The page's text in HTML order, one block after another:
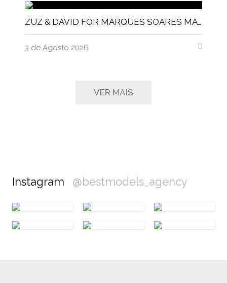
ZUZ & DAVID FOR MARQUES SOARES MAGNITUDE MAGAZINE
3 de Agosto 2026
VER MAIS
Instagram @bestmodels_agency